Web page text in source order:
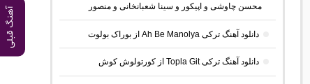
آهنگ قبلی
محسن چاوشی و اپیکور و سینا شعبانخانی و منصور
دانلود آهنگ ترکی Ah Be Manolya از بوراک بولوت
دانلود آهنگ ترکی Topla Git از کورتولوش کوش